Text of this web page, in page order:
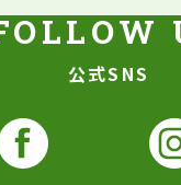
公式SNS